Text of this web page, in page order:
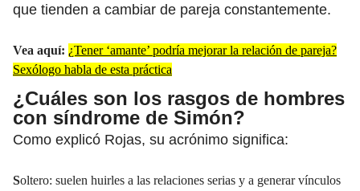
que tienden a cambiar de pareja constantemente.
Vea aquí: ¿Tener ‘amante’ podría mejorar la relación de pareja?
Sexólogo habla de esta práctica
¿Cuáles son los rasgos de hombres
con síndrome de Simón?
Como explicó Rojas, su acrónimo significa:
Soltero: suelen huirles a las relaciones serias y a generar vínculos